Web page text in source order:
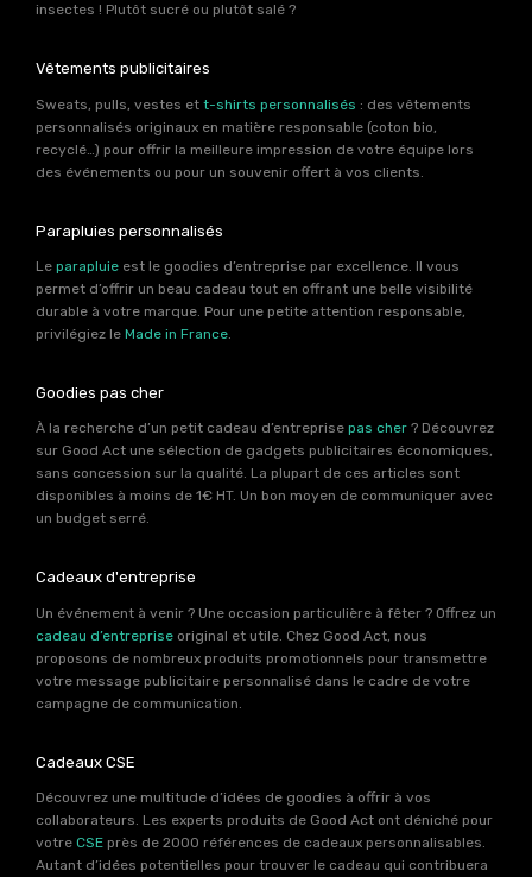
insectes ! Plutôt sucré ou plutôt salé ?
Vêtements publicitaires
Sweats, pulls, vestes et t-shirts personnalisés : des vêtements
personnalisés originaux en matière responsable (coton bio,
recyclé…) pour offrir la meilleure impression de votre équipe lors
des événements ou pour un souvenir offert à vos clients.
Parapluies personnalisés
Le parapluie est le goodies d’entreprise par excellence. Il vous
permet d’offrir un beau cadeau tout en offrant une belle visibilité
durable à votre marque. Pour une petite attention responsable,
privilégiez le Made in France.
Goodies pas cher
À la recherche d’un petit cadeau d’entreprise pas cher ? Découvrez
sur Good Act une sélection de gadgets publicitaires économiques,
sans concession sur la qualité. La plupart de ces articles sont
disponibles à moins de 1€ HT. Un bon moyen de communiquer avec
un budget serré.
Cadeaux d'entreprise
Un événement à venir ? Une occasion particulière à fêter ? Offrez un
cadeau d’entreprise original et utile. Chez Good Act, nous
proposons de nombreux produits promotionnels pour transmettre
votre message publicitaire personnalisé dans le cadre de votre
campagne de communication.
Cadeaux CSE
Découvrez une multitude d’idées de goodies à offrir à vos
collaborateurs. Les experts produits de Good Act ont déniché pour
votre CSE près de 2000 références de cadeaux personnalisables.
Autant d’idées potentielles pour trouver le cadeau qui contribuera